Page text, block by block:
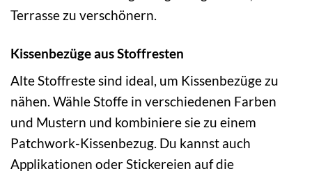
Terrasse zu verschönern.
Kissenbezüge aus Stoffresten
Alte Stoffreste sind ideal, um Kissenbezüge zu
nähen. Wähle Stoffe in verschiedenen Farben
und Mustern und kombiniere sie zu einem
Patchwork-Kissenbezug. Du kannst auch
Applikationen oder Stickereien auf die